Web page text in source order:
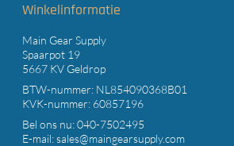
Winkelinformatie
Main Gear Supply
Spaarpot 19
5667 KV Geldrop
BTW-nummer: NL854090368B01
KVK-nummer: 60857196
Bel ons nu:040-7502495
E-mail:sales@maingearsupply.com